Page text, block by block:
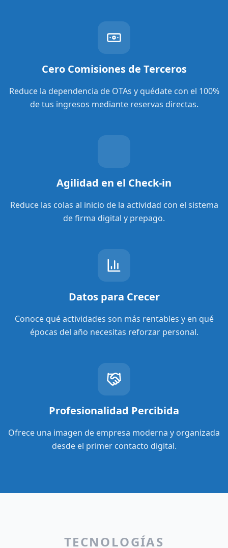
Cero Comisiones de Terceros
Reduce la dependencia de OTAs y quédate con el 100%
de tus ingresos mediante reservas directas.
Agilidad en el Check-in
Reduce las colas al inicio de la actividad con el sistema
de firma digital y prepago.
Datos para Crecer
Conoce qué actividades son más rentables y en qué
épocas del año necesitas reforzar personal.
Profesionalidad Percibida
Ofrece una imagen de empresa moderna y organizada
desde el primer contacto digital.
TECNOLOGÍAS